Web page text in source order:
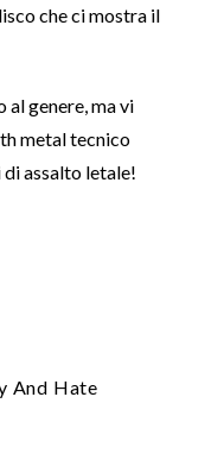
che ci mostra il
al genere, ma vi
metal tecnico
assalto letale!
And Hate